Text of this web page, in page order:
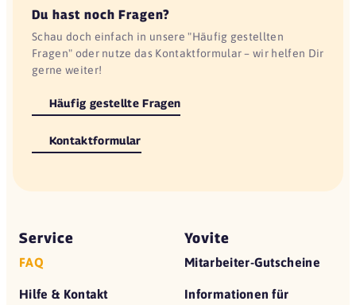
Du hast noch Fragen?
Schau doch einfach in unsere "Häufig gestellten
Fragen" oder nutze das Kontaktformular – wir helfen Dir
gerne weiter!
Häufig gestellte Fragen
Kontaktformular
Service
FAQ
Hilfe & Kontakt
Yovite
Mitarbeiter-Gutscheine
Informationen für